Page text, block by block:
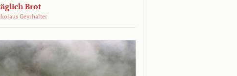
Brot
Geyrhalter